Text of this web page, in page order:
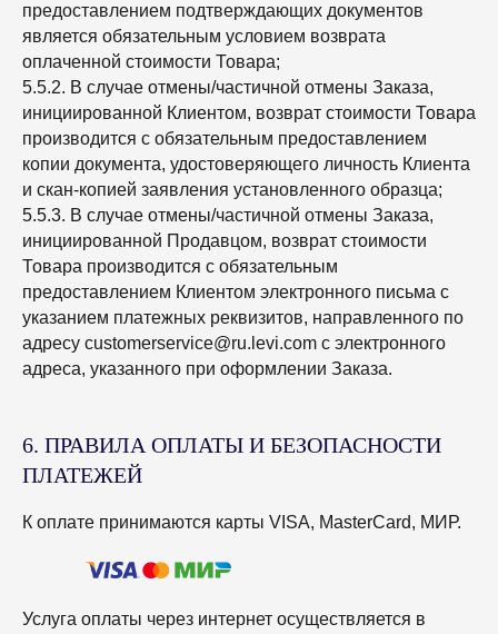
предоставлением подтверждающих документов
является обязательным условием возврата
оплаченной стоимости Товара;
5.5.2. В случае отмены/частичной отмены Заказа,
инициированной Клиентом, возврат стоимости Товара
производится с обязательным предоставлением
копии документа, удостоверяющего личность Клиента
и скан-копией заявления установленного образца;
5.5.3. В случае отмены/частичной отмены Заказа,
инициированной Продавцом, возврат стоимости
Товара производится с обязательным
предоставлением Клиентом электронного письма с
указанием платежных реквизитов, направленного по
адресу customerservice@ru.levi.com с электронного
адреса, указанного при оформлении Заказа.
6. ПРАВИЛА ОПЛАТЫ И БЕЗОПАСНОСТИ
ПЛАТЕЖЕЙ
К оплате принимаются карты VISA, MasterCard, МИР.
Услуга оплаты через интернет осуществляется в